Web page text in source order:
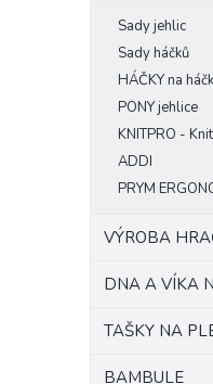
Sady jehlic
Sady háčků
HÁČKY na
PONY jehlice
KNITPRO -
ADDI
PRYM
VÝROBA
DNA A VÍKA
TAŠKY NA
BAMBULE